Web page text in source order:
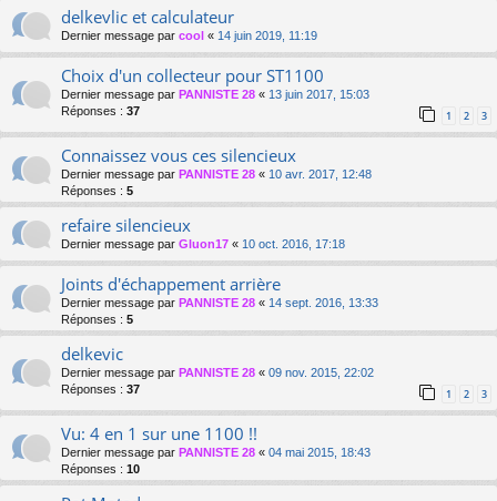
delkevlic et calculateur
Dernier message par cool « 14 juin 2019, 11:19
Choix d'un collecteur pour ST1100
Dernier message par PANNISTE 28 « 13 juin 2017, 15:03
Réponses : 37 1 2 3
Connaissez vous ces silencieux
Dernier message par PANNISTE 28 « 10 avr. 2017, 12:48
Réponses : 5
refaire silencieux
Dernier message par Gluon17 « 10 oct. 2016, 17:18
Joints d'échappement arrière
Dernier message par PANNISTE 28 « 14 sept. 2016, 13:33
Réponses : 5
delkevic
Dernier message par PANNISTE 28 « 09 nov. 2015, 22:02
Réponses : 37 1 2 3
Vu: 4 en 1 sur une 1100 !!
Dernier message par PANNISTE 28 « 04 mai 2015, 18:43
Réponses : 10